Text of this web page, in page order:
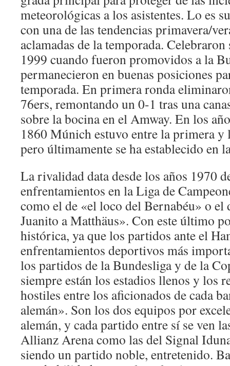
meteorológicas a los asistentes. Lo es
con una de las tendencias primavera/
aclamadas de la temporada.
1999 cuando fueron promovidos a la
permanecieron en buenas posiciones
temporada. En primera ronda
76ers, remontando un 0-1 tras una
sobre la bocina en el Amway. En los
1860 Múnich estuvo entre la primera
pero últimamente se ha establecido en
La rivalidad data desde los años 1970
enfrentamientos en la Liga de
como el de «el loco del Bernabéu» o el
Juanito a Matthäus». Con este último
histórica, ya que los partidos ante el
enfrentamientos deportivos más
los partidos de la Bundesliga y de la
siempre están los estadios llenos y los
hostiles entre los aficionados de cada
alemán». Son los dos equipos por
alemán, y cada partido entre sí se ven
Allianz Arena como las del Signal
siendo un partido noble, entretenido.